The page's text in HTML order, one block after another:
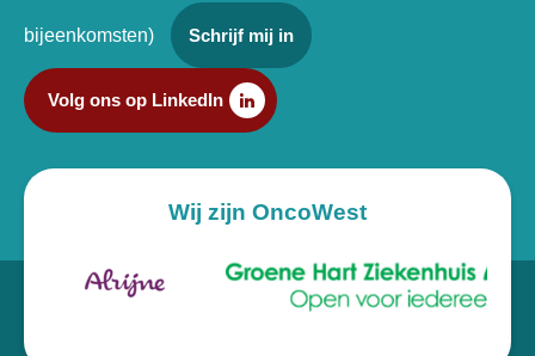
bijeenkomsten) Schrijf mij in
Volg ons op LinkedIn
Wij zijn OncoWest